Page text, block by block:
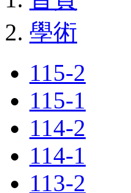
學術
115-2
115-1
114-2
114-1
113-2